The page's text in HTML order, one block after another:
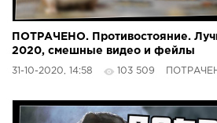
ПОТРАЧЕНО. Противостояние.
2020, смешные видео и фейлы
31-10-2020, 14:58 103 509